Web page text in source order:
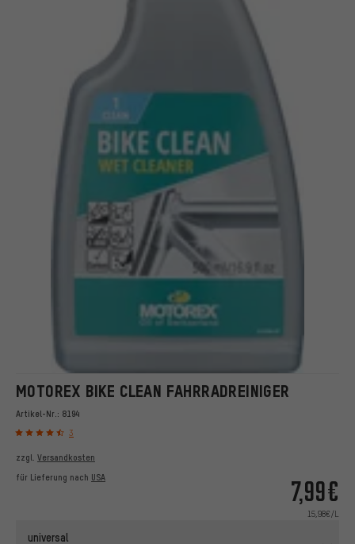
MOTOREX BIKE CLEAN FAHRRADREINIGER
Artikel-Nr.: 8194
3
7,99€
15,98€/L
zzgl. Versandkosten
für Lieferung nach USA
universal